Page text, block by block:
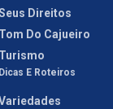
Direitos
Tom Do Cajueiro
Turismo
Dicas E Roteiros